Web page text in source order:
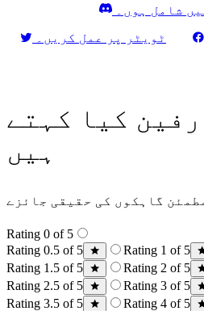
شامل ہوں۔
ٹویٹر پر عمل کریں۔
کیا کہتے
ہیں
گاہکوں کی حقیقی جائزے
Rating 0 of 5
Rating 0.5 of 5
Rating 1 of 5
Rating 1.5 of 5
Rating 2 of 5
Rating 2.5 of 5
Rating 3 of 5
Rating 3.5 of 5
Rating 4 of 5